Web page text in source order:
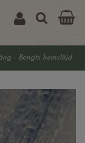
- Bengts hemslöjd